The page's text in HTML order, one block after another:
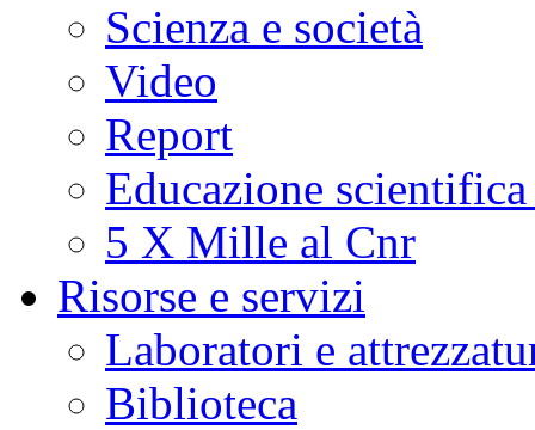
Scienza e società
Video
Report
Educazione
5 X Mille al Cnr
Risorse e servizi
Laboratori e
Biblioteca